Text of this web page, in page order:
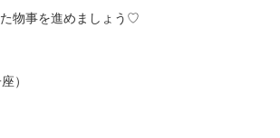
物事を進めましょう ♡
）